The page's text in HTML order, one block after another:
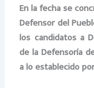
En la fecha se
Defensor del
los candidatos a
de la Defensoría
a lo establecido